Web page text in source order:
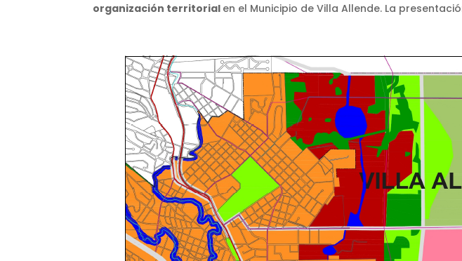
organización territorial en el Municipio de Villa Allende. La